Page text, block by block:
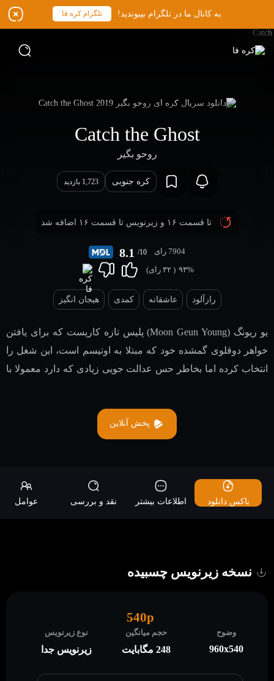
به کانال ما در تلگرام بپیوندید! تلگرام کره فا
Catch the Ghost
روحو بگیر
کره جنوبی 1,723 بازدید
تا قسمت ۱۶ و زیرنویس تا قسمت ۱۶ اضافه شد
8.1 /10
7904 رای
۹۳% ( ۳۲ رای)
رازآلود عاشقانه کمدی هیجان انگیز
یو ریونگ (Moon Geun Young) پلیس تازه کاریست که برای یافتن
خواهر دوقلوی گمشده خود که مبتلا به اوتیسم است، این شغل را
انتخاب کرده اما بخاطر حس عدالت جویی زیادی که دارد معمولا با
آشنا میشود. گو جی سوک سعی میکند ضمن برطرف کردن
خرابکاری های یو ریونگ با او نیز همکاری کند…
پخش آنلاین
باکس دانلود اطلاعات بیشتر نقد و بررسی عوامل
نسخه زیرنویس چسبیده
وضوح
960x540
حجم میانگین
248 مگابایت
نوع زیرنویس
زیرنویس جدا
540p